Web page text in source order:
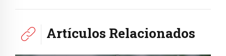
Artículos Relacionados